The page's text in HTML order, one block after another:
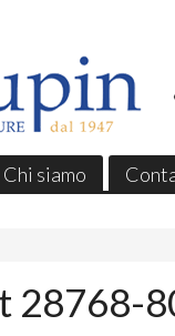
Chi siamo
28768-